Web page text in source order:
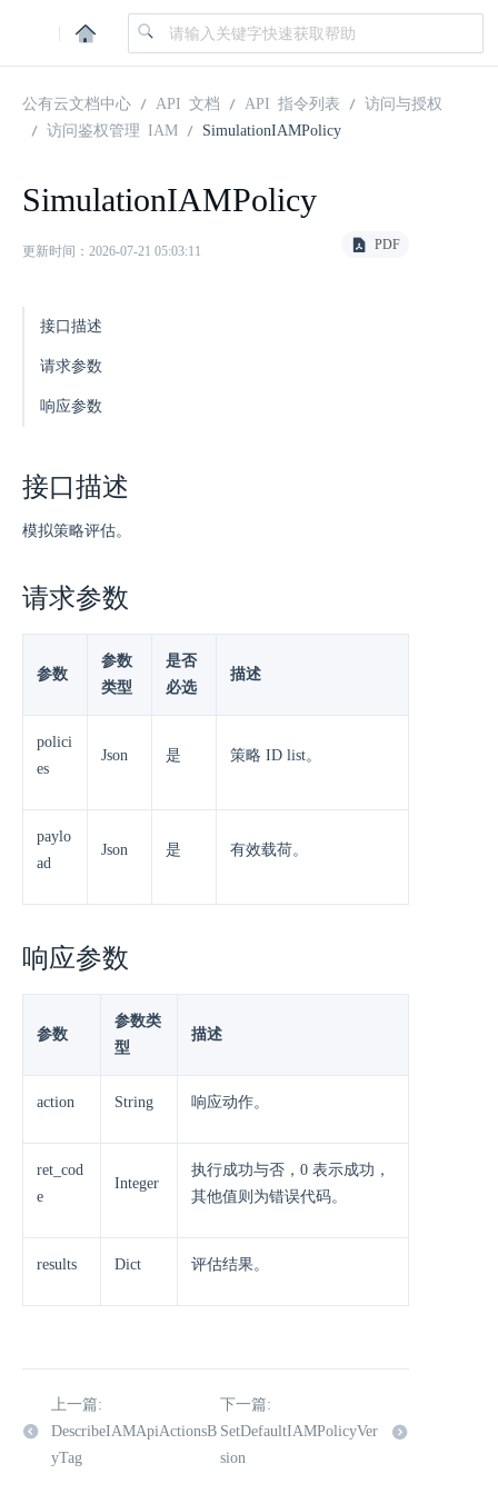
|
公有云文档中心 API 文档 API 指令列表
访问与授权
访问鉴权管理 IAM
SimulationIAMPolicy
SimulationIAMPolicy
更新时间：2026-07-21 05:03:11 PDF
接口描述
请求参数
响应参数
接口描述
模拟策略评估。
请求参数
参数
参数
类型
是否
必选
描述
polici
es
Json 是 策略 ID list。
paylo
ad
Json 是 有效载荷。
响应参数
参数
参数类
型
描述
action String 响应动作。
ret_cod
e
Integer
执行成功与否，0 表示成功，
其他值则为错误代码。
results Dict 评估结果。
上一篇:
DescribeIAMApiActionsB
yTag
下一篇:
SetDefaultIAMPolicyVer
sion